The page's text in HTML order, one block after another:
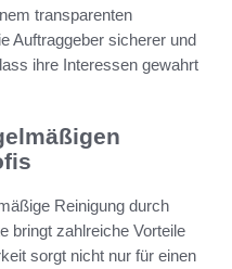
transparenten
Auftraggeber sicherer und
ihre Interessen gewahrt
Reinigung durch
bringt zahlreiche Vorteile
sorgt nicht nur für einen